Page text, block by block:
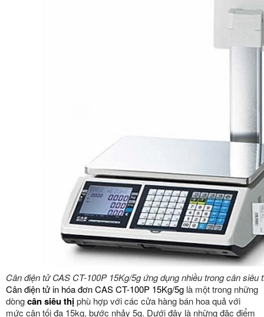
Cân điện tử CAS CT-100P 15Kg/5g ứng dụng nhiều trong cân siêu
Cân điện tử in hóa đơn CAS CT-100P 15Kg/5g là một trong những
dòngcân siêu thịphù hợp với các cửa hàng bán hoa quả với
mức cân tối đa 15kg, bước nhảy 5g. Dưới đây là những đặc điểm